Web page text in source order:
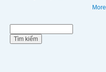
More